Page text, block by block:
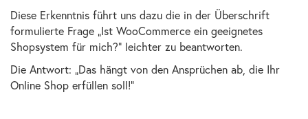
Diese Erkenntnis führt uns dazu die in der Überschrift
formulierte Frage „Ist WooCommerce ein geeignetes
Shopsystem für mich?“ leichter zu beantworten.
Die Antwort: „Das hängt von den Ansprüchen ab, die Ihr
Online Shop erfüllen soll!“